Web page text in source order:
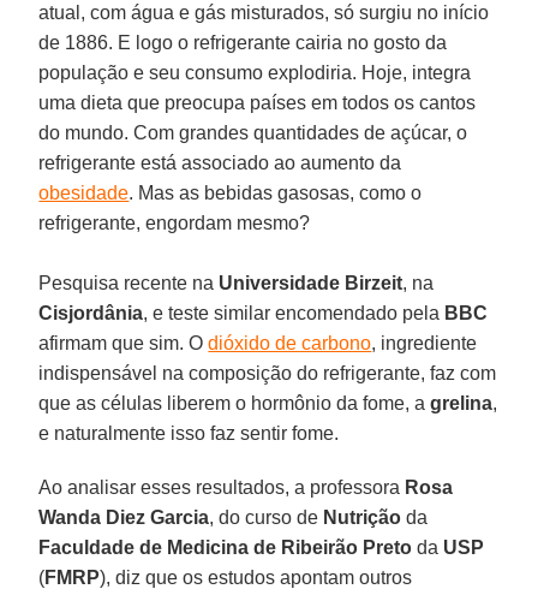
atual, com água e gás misturados, só surgiu no início
de 1886. E logo o refrigerante cairia no gosto da
população e seu consumo explodiria. Hoje, integra
uma dieta que preocupa países em todos os cantos
do mundo. Com grandes quantidades de açúcar, o
refrigerante está associado ao aumento da
obesidade. Mas as bebidas gasosas, como o
refrigerante, engordam mesmo?
Pesquisa recente na Universidade Birzeit, na
Cisjordânia, e teste similar encomendado pela BBC
afirmam que sim. Odióxido de carbono, ingrediente
indispensável na composição do refrigerante, faz com
que as células liberem o hormônio da fome, agrelina,
e naturalmente isso faz sentir fome.
Ao analisar esses resultados, a professora Rosa
Wanda Diez Garcia, do curso de Nutrição da
Faculdade de Medicina de Ribeirão Preto da USP
(FMRP), diz que os estudos apontam outros